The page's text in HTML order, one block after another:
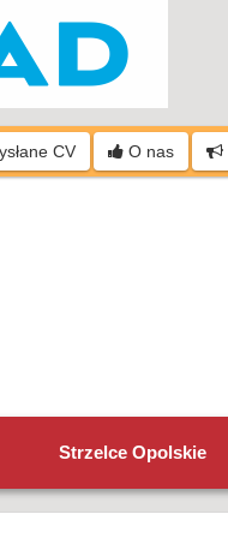
CV O nas
Strzelce Opolskie